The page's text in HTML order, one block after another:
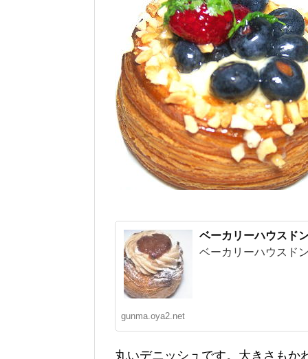
ベーカリーハウスド
ベーカリーハウスド
gunma.oya2.net
丸いデニッシュです。大きさもか